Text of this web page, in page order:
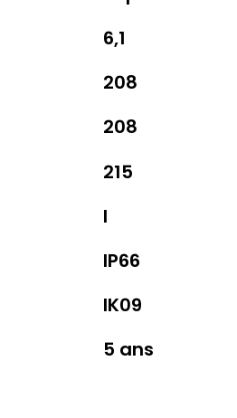
6,1
208
208
215
I
IP66
IK09
5 ans